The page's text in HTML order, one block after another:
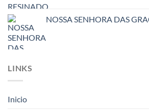
NOSSA SENHORA DAS
LINKS
Inicio